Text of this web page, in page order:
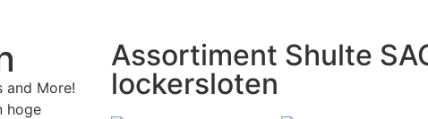
and More!
hoge
Assortiment Shulte
lockersloten